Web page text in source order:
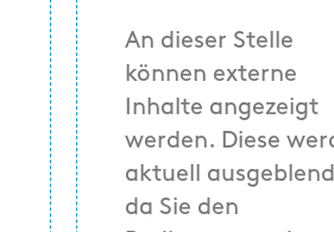
An dieser Stelle
können externe
Inhalte angezeigt
werden. Diese
aktuell
da Sie den